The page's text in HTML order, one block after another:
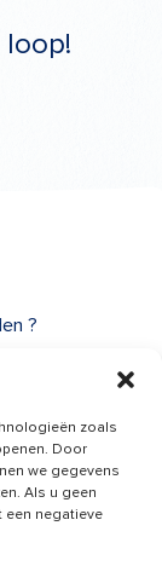
zoals
Door
we gegevens
Als u geen
een negatieve
loop!
?